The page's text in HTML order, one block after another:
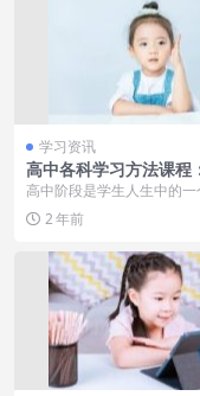
学习资讯
高中各科学习方法课程
高效学习技巧，提升学
高中阶段是学生人生中的一
转折点，不仅需要面对繁重
压力，还要为未来的人...
2 年前